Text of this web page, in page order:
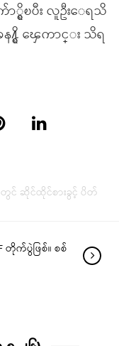
ရွိၿပီး လူဦးေရသိ
န႔္ရွိ ေၾကာင္း သိရ
င် ဆိုင်ထိုင်စားခွင့် ပိတ်
တိုက်ပွဲဖြစ်။ စစ်